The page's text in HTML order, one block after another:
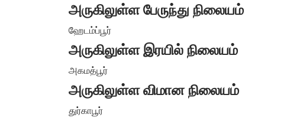
அருகிலுள்ள பேருந்து நிலையம்
ஹேடம்ப்பூர்
அருகிலுள்ள இரயில் நிலையம்
அகமத்பூர்
அருகிலுள்ள விமான நிலையம்
துர்காபூர்